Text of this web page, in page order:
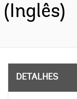
(Inglês)
DETALHES